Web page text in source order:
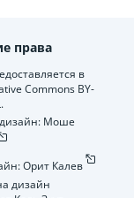
права
в
Commons BY-
Моше
Орит Калев
дизайн